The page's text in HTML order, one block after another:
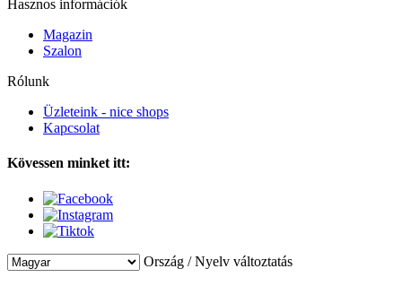
Hasznos információk
Magazin
Szalon
Rólunk
Üzleteink - nice shops
Kapcsolat
Kövessen minket itt:
Ország / Nyelv változtatás